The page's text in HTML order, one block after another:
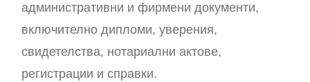
административни и фирмени документи,
включително дипломи, уверения,
свидетелства, нотариални актове,
регистрации и справки.